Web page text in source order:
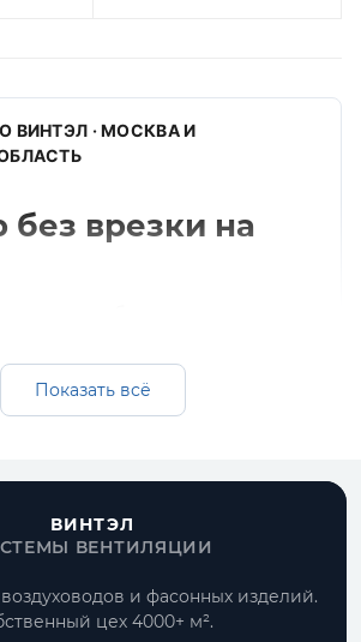
ВИНТЭЛ · МОСКВА И
без врезки на
черная и нержавеющая
толщины, комплектация под
воздуховоды
Показать всё
ВИНТЭЛ
ВЕНТИЛЯЦИИ
и фасонных изделий.
цех 4000+ м².